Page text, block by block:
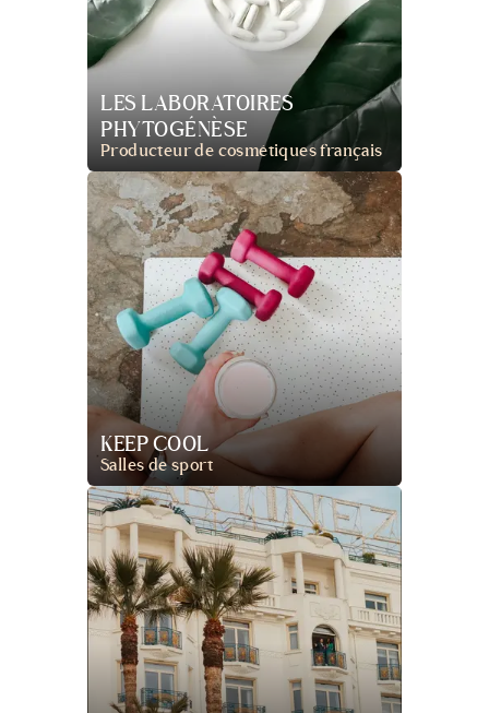
LES LABORATOIRES
PHYTOGÉNÈSE
Producteur de cosmétiques français
KEEP COOL
Salles de sport